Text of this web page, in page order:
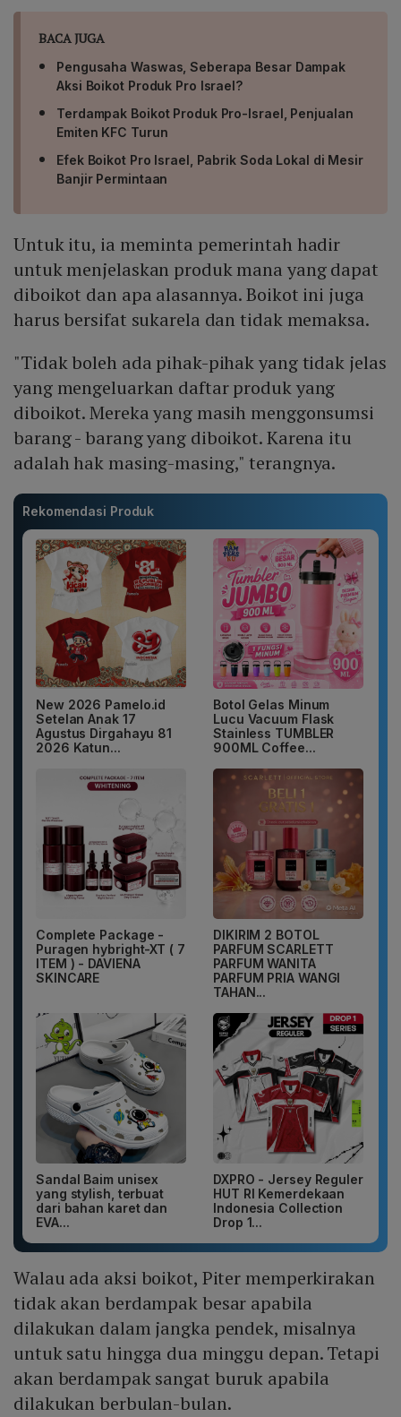
BACA JUGA
Pengusaha Waswas, Seberapa Besar Dampak
Aksi Boikot Produk Pro Israel?
Terdampak Boikot Produk Pro-Israel, Penjualan
Emiten KFC Turun
Efek Boikot Pro Israel, Pabrik Soda Lokal di Mesir
Banjir Permintaan
Untuk itu, ia meminta pemerintah hadir
untuk menjelaskan produk mana yang dapat
diboikot dan apa alasannya. Boikot ini juga
harus bersifat sukarela dan tidak memaksa.
"Tidak boleh ada pihak-pihak yang tidak jelas
yang mengeluarkan daftar produk yang
diboikot. Mereka yang masih menggonsumsi
barang - barang yang diboikot. Karena itu
adalah hak masing-masing," terangnya.
Rekomendasi Produk
New 2026 Pamelo.id
Setelan Anak 17
Agustus Dirgahayu 81
2026 Katun...
Botol Gelas Minum
Lucu Vacuum Flask
Stainless TUMBLER
900ML Coffee...
Complete Package -
Puragen hybright-XT ( 7
ITEM ) - DAVIENA
SKINCARE
DIKIRIM 2 BOTOL
PARFUM SCARLETT
PARFUM WANITA
PARFUM PRIA WANGI
TAHAN...
Sandal Baim unisex
yang stylish, terbuat
dari bahan karet dan
EVA...
DXPRO - Jersey Reguler
HUT RI Kemerdekaan
Indonesia Collection
Drop 1...
Walau ada aksi boikot, Piter memperkirakan
tidak akan berdampak besar apabila
dilakukan dalam jangka pendek, misalnya
untuk satu hingga dua minggu depan. Tetapi
akan berdampak sangat buruk apabila
dilakukan berbulan-bulan.